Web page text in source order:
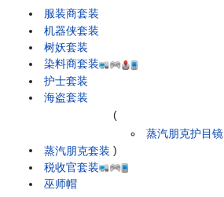
服装商套装
机器侠套装
树妖套装
染料商套装
护士套装
海盗套装
蒸汽朋克套装
(
蒸汽朋克护目镜
)
税收官套装
巫师帽